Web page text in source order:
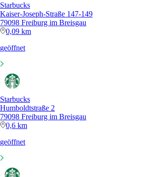
Starbucks
Kaiser-Joseph-Straße 147-149
79098 Freiburg im Breisgau
0,09 km
geöffnet
Starbucks
Humboldtstraße 2
79098 Freiburg im Breisgau
0,6 km
geöffnet